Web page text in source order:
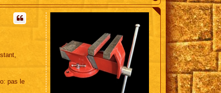
a
u
pas le